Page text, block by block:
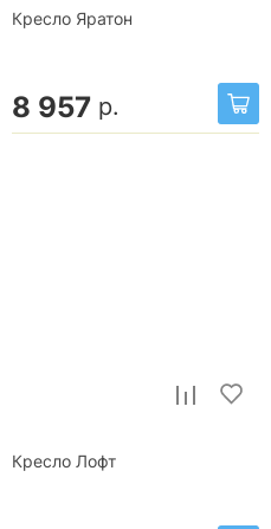
Кресло Яратон
8 957 р.
Кресло Лофт